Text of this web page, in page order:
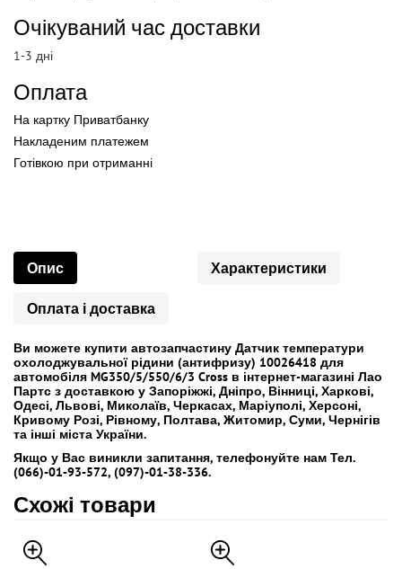
Очікуваний час доставки
1-3 дні
Оплата
На картку Приватбанку
Накладеним платежем
Готівкою при отриманні
Опис Характеристики
Оплата і доставка
Ви можете купити автозапчастину Датчик температури
охолоджувальної рідини (антифризу) 10026418 для
автомобіля MG350/5/550/6/3 Cross в інтернет-магазині Лао
Партс з доставкою у Запоріжжі, Дніпро, Вінниці, Харкові,
Одесі, Львові, Миколаїв, Черкасах, Маріуполі, Херсоні,
Кривому Розі, Рівному, Полтава, Житомир, Суми, Чернігів
та інші міста України.
Якщо у Вас виникли запитання, телефонуйте нам Тел.
(066)-01-93-572, (097)-01-38-336.
Схожі товари